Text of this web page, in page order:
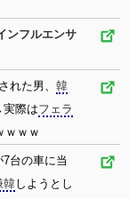
ンフルエンサ
された男、 韓
際はフェラ
ｗｗｗ
7台の車に当
韓しようとし